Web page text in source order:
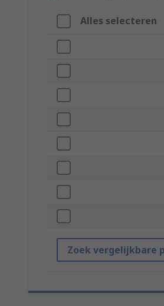
Alles selecteren
Zoek vergelijkbare